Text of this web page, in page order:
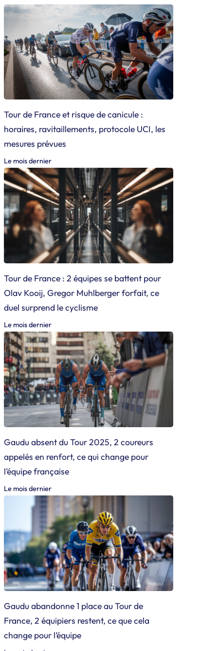
Tour de France et risque de canicule :
horaires, ravitaillements, protocole UCI, les
mesures prévues
Le mois dernier
Tour de France : 2 équipes se battent pour
Olav Kooij, Gregor Muhlberger forfait, ce
duel surprend le cyclisme
Le mois dernier
Gaudu absent du Tour 2025, 2 coureurs
appelés en renfort, ce qui change pour
l’équipe française
Le mois dernier
Gaudu abandonne 1 place au Tour de
France, 2 équipiers restent, ce que cela
change pour l’équipe